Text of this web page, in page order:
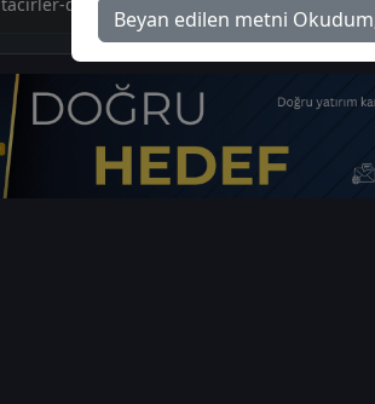
tacirler-doas-hedef-fiyat-raporu-5504932